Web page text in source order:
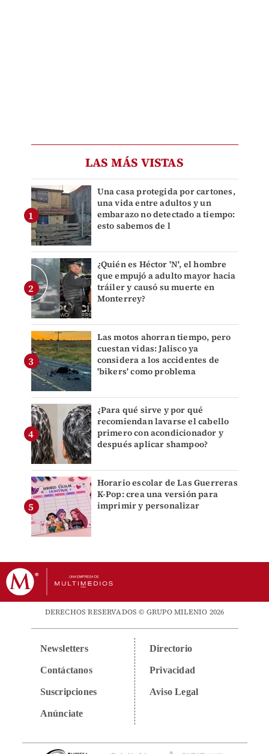
LAS MÁS VISTAS
Una casa protegida por cartones,
una vida entre adultos y un
embarazo no detectado a tiempo:
esto sabemos de l
¿Quién es Héctor 'N', el hombre
que empujó a adulto mayor hacia
tráiler y causó su muerte en
Monterrey?
Las motos ahorran tiempo, pero
cuestan vidas: Jalisco ya
considera a los accidentes de
'bikers' como problema
¿Para qué sirve y por qué
recomiendan lavarse el cabello
primero con acondicionador y
después aplicar shampoo?
Horario escolar de Las Guerreras
K-Pop: crea una versión para
imprimir y personalizar
DERECHOS RESERVADOS © GRUPO MILENIO 2026
Newsletters
Contáctanos
Suscripciones
Anúnciate
Directorio
Privacidad
Aviso Legal